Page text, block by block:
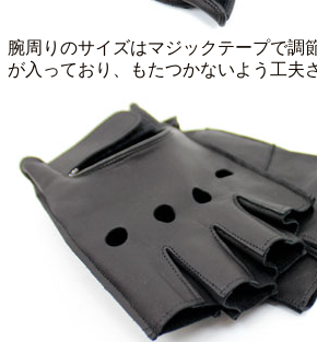
腕周りのサイズはマジックテープで調
が入っており、もたつかないよう工夫